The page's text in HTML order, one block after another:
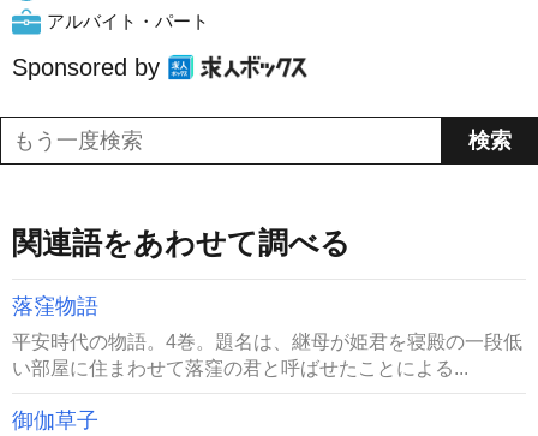
アルバイト・パート
Sponsored by
関連語をあわせて調べる
落窪物語
平安時代の物語。4巻。題名は、継母が姫君を寝殿の一段低
い部屋に住まわせて落窪の君と呼ばせたことによる...
御伽草子